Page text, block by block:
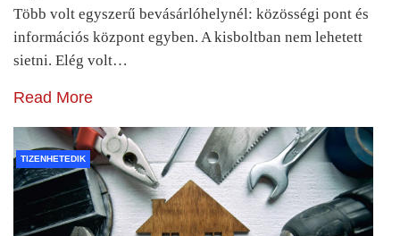
Több volt egyszerű bevásárlóhelynél: közösségi pont és
információs központ egyben. A kisboltban nem lehetett
sietni. Elég volt…
Read More
TIZENHETEDIK